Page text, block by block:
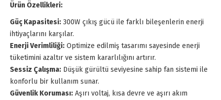
Ürün Özellikleri:
Güç Kapasitesi: 300W çıkış gücü ile farklı bileşenlerin enerji
ihtiyaçlarını karşılar.
Enerji Verimliliği: Optimize edilmiş tasarımı sayesinde enerji
tüketimini azaltır ve sistem kararlılığını artırır.
Sessiz Çalışma: Düşük gürültü seviyesine sahip fan sistemi ile
konforlu bir kullanım sunar.
Güvenlik Koruması: Aşırı voltaj, kısa devre ve aşırı akım